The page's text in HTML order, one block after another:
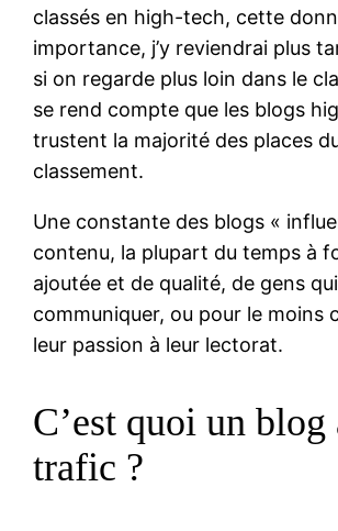
classés en high-tech, cette
importance, j’y reviendrai plus
si on regarde plus loin dans le
se rend compte que les blogs
trustent la majorité des places
classement.
Une constante des blogs «
contenu, la plupart du temps à
ajoutée et de qualité, de gens
communiquer, ou pour le moins
leur passion à leur lectorat.
C’est quoi un
trafic ?